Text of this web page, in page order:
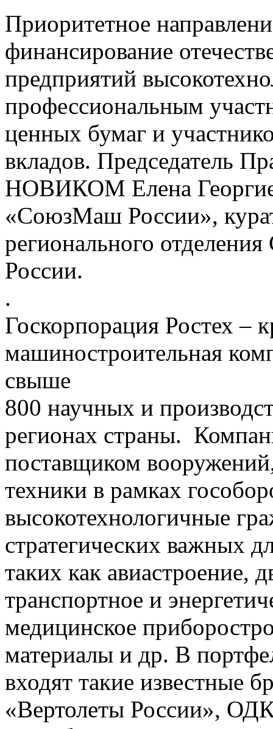
Приоритетное
финансирование
предприятий
профессиональным
ценных бумаг и
вкладов. Председатель
НОВИКОМ Елена
«СоюзМаш России»,
регионального
России.
.
Госкорпорация Ростех –
машиностроительная
свыше
800 научных и
регионах страны.
поставщиком
техники в рамках
высокотехнологичные
стратегических важных
таких как авиастроение,
транспортное и
медицинское
материалы и др. В
входят такие
«Вертолеты России»,